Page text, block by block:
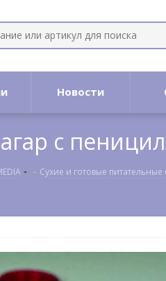
Новости
с
- Сухие и готовые питательные